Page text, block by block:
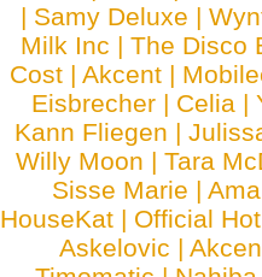
| Samy Deluxe |
Milk Inc |The Disco
Cost |Akcent |
Eisbrecher | Celia |
Kann Fliegen |
Willy Moon |Tara
Sisse Marie |
HouseKat | Official
Askelovic |